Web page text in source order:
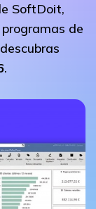
SoftDoit,
de
.